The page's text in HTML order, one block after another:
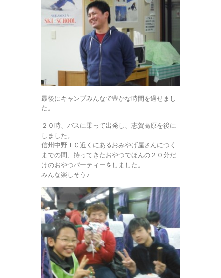
最後にキャンプみんなで豊かな時間を過せまし
た。
２０時、バスに乗って出発し、志賀高原を後に
しました。
信州中野ＩＣ近くにあるおみやげ屋さんにつく
までの間、持ってきたおやつでほんの２０分だ
けのおやつパーティーをしました。
みんな楽しそう♪